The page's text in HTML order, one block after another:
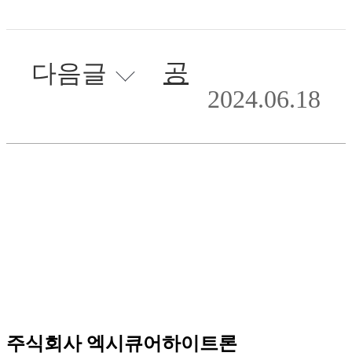
다음글
2024.06.18
주식회사 엑시큐어하이트론